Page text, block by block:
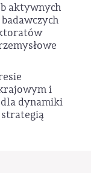
aktywnych
i
dynamiki
strategią